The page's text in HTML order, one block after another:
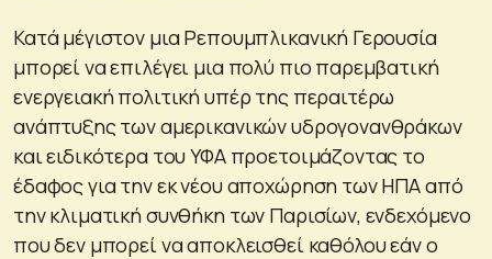
Κατά μέγιστον μια Ρεπουμπλικανική Γερουσία
μπορεί να επιλέγει μια πολύ πιο παρεμβατική
ενεργειακή πολιτική υπέρ της περαιτέρω
ανάπτυξης των αμερικανικών υδρογονανθράκων
και ειδικότερα του ΥΦΑ προετοιμάζοντας το
έδαφος για την εκ νέου αποχώρηση των ΗΠΑ από
την κλιματική συνθήκη των Παρισίων, ενδεχόμενο
που δεν μπορεί να αποκλεισθεί καθόλου εάν ο